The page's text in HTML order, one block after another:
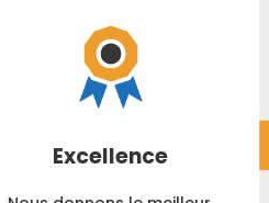
Excellence